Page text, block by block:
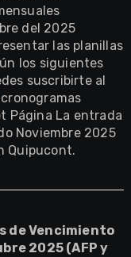
del 2025
las planillas
los siguientes
suscribirte al
Página La entrada
Noviembre 2025
Quipucont.
de Vencimiento
2025 (AFP y